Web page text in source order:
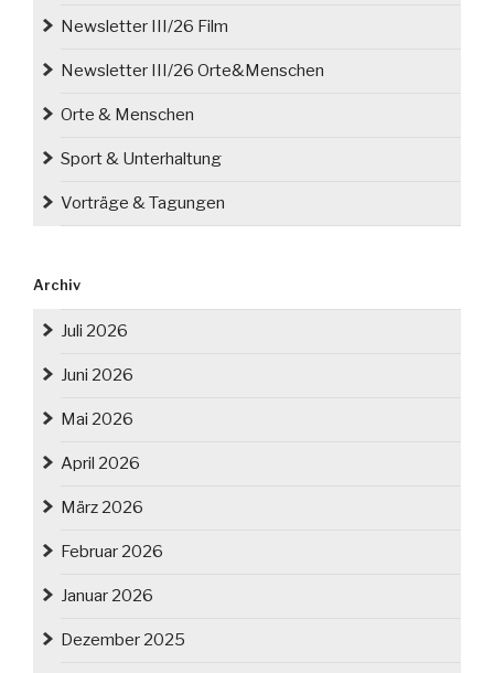
Newsletter III/26 Film
Newsletter III/26 Orte&Menschen
Orte & Menschen
Sport & Unterhaltung
Vorträge & Tagungen
Archiv
Juli 2026
Juni 2026
Mai 2026
April 2026
März 2026
Februar 2026
Januar 2026
Dezember 2025